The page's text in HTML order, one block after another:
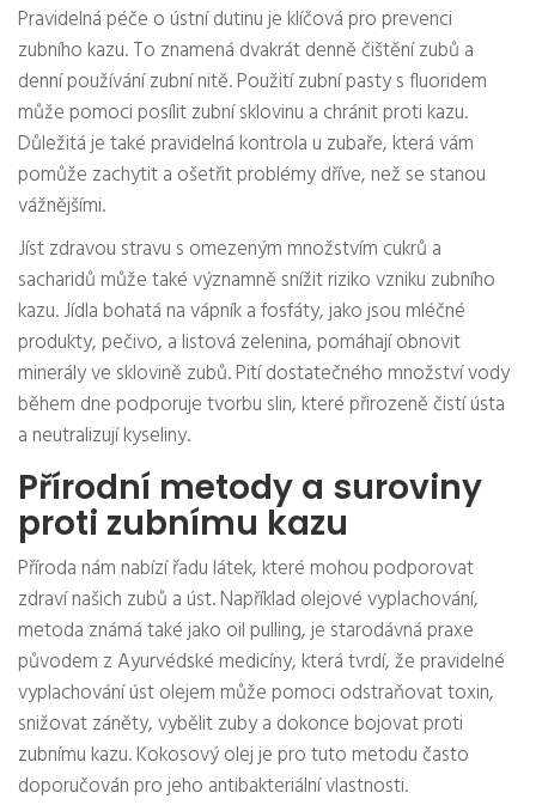
Pravidelná péče o ústní dutinu je klíčová pro prevenci
zubního kazu. To znamená dvakrát denně čištění zubů a
denní používání zubní nitě. Použití zubní pasty s fluoridem
může pomoci posílit zubní sklovinu a chránit proti kazu.
Důležitá je také pravidelná kontrola u zubaře, která vám
pomůže zachytit a ošetřit problémy dříve, než se stanou
vážnějšími.
Jíst zdravou stravu s omezeným množstvím cukrů a
sacharidů může také významně snížit riziko vzniku zubního
kazu. Jídla bohatá na vápník a fosfáty, jako jsou mléčné
produkty, pečivo, a listová zelenina, pomáhají obnovit
minerály ve sklovině zubů. Pití dostatečného množství vody
během dne podporuje tvorbu slin, které přirozeně čistí ústa
a neutralizují kyseliny.
Přírodní metody a suroviny
proti zubnímu kazu
Příroda nám nabízí řadu látek, které mohou podporovat
zdraví našich zubů a úst. Například olejové vyplachování,
metoda známá také jako oil pulling, je starodávná praxe
původem z Ayurvédské medicíny, která tvrdí, že pravidelné
vyplachování úst olejem může pomoci odstraňovat toxin,
snižovat záněty, vybělit zuby a dokonce bojovat proti
zubnímu kazu. Kokosový olej je pro tuto metodu často
doporučován pro jeho antibakteriální vlastnosti.